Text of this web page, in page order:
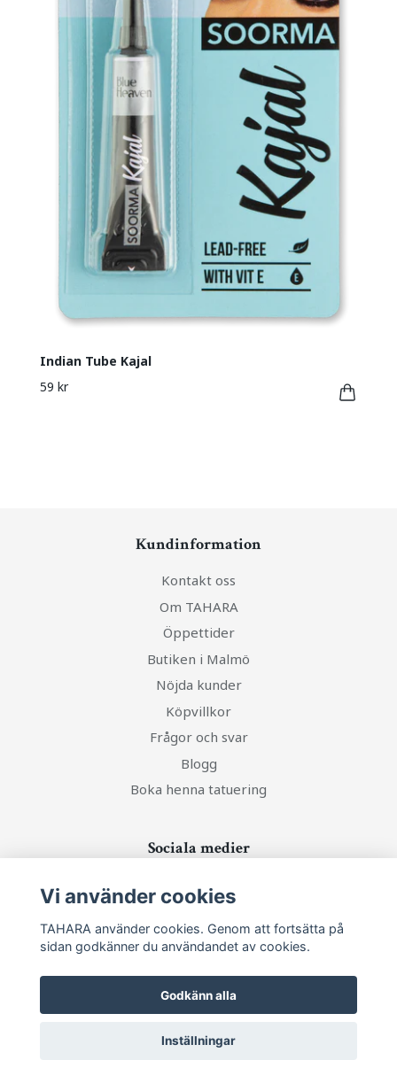
Indian Tube Kajal
59 kr
Kundinformation
Kontakt oss
Om TAHARA
Öppettider
Butiken i Malmö
Nöjda kunder
Köpvillkor
Frågor och svar
Blogg
Boka henna tatuering
Sociala medier
Ta del av senaste nytt och unika erbjudanden!
Vi använder cookies
TAHARA använder cookies. Genom att fortsätta på
sidan godkänner du användandet av cookies.
Godkänn alla
Inställningar